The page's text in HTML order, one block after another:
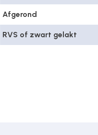
Afgerond
RVS of zwart gelakt